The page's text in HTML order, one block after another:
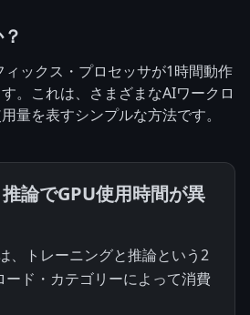
ックス・プロセッサが1時間動作
。これは、さまざまなAIワークロ
量を表すシンプルな方法です。
論でGPU使用時間が異
、トレーニングと推論という2
ード・カテゴリーによって消費